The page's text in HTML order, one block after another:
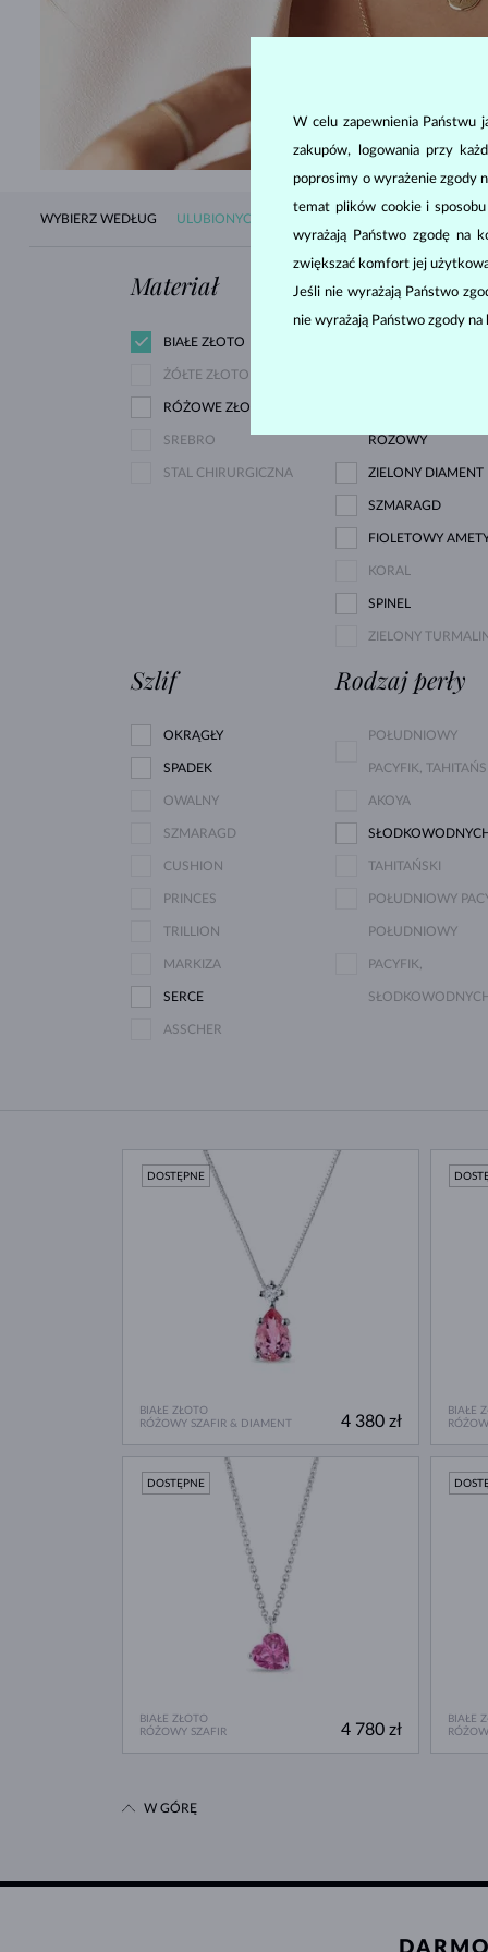
WYBIERZ WEDŁUG ULUBIONYCH
Materiał
BIAŁE ZŁOTO
ŻÓŁTE ZŁOTO
RÓŻOWE ZŁOTO
SREBRO
STAL CHIRURGICZNA
Kamień
RÓŻOWY
ZIELONY DIAMENT
SZMARAGD
FIOLETOWY
KORAL
SPINEL
ZIELONY
Szlif
OKRĄGŁY
SPADEK
OWALNY
SZMARAGD
CUSHION
PRINCES
TRILLION
MARKIZA
SERCE
ASSCHER
Rodzaj perły
POŁUDNIOWY
PACYFIK,
AKOYA
TAHITAŃSKI
POŁUDNIOWY
POŁUDNIOWY
PACYFIK,
BIAŁE ZŁOTO
RÓŻOWY SZAFIR & DIAMENT
DOSTĘPNE
4 380 zł
BIAŁE
BIAŁE ZŁOTO
RÓŻOWY SZAFIR
DOSTĘPNE
4 780 zł
BIAŁE
W GÓRĘ
W celu zapewnienia Państwu
zakupów, logowania przy
poprosimy o wyrażenie zgody
temat plików cookie i
wyrażają Państwo zgodę na
zwiększać komfort jej
Jeśli nie wyrażają Państwo
nie wyrażają Państwo zgody